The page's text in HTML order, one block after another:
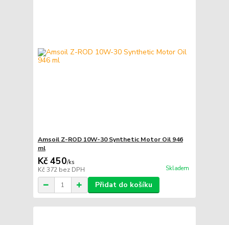
Amsoil Z-ROD 10W-30 Synthetic Motor Oil 946
ml
Kč 450/ks
Kč 372 bez DPH Skladem
Přidat do košíku